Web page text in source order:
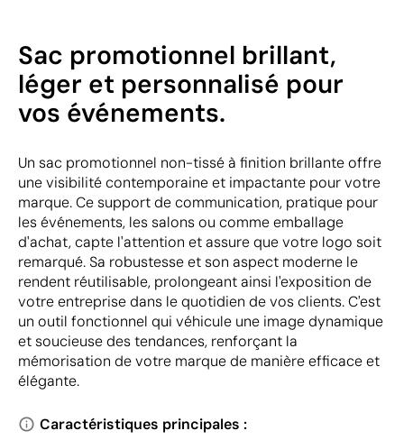
Sac promotionnel brillant,
léger et personnalisé pour
vos événements.
Un sac promotionnel non-tissé à finition brillante offre
une visibilité contemporaine et impactante pour votre
marque. Ce support de communication, pratique pour
les événements, les salons ou comme emballage
d'achat, capte l'attention et assure que votre logo soit
remarqué. Sa robustesse et son aspect moderne le
rendent réutilisable, prolongeant ainsi l'exposition de
votre entreprise dans le quotidien de vos clients. C'est
un outil fonctionnel qui véhicule une image dynamique
et soucieuse des tendances, renforçant la
mémorisation de votre marque de manière efficace et
élégante.
Caractéristiques principales :